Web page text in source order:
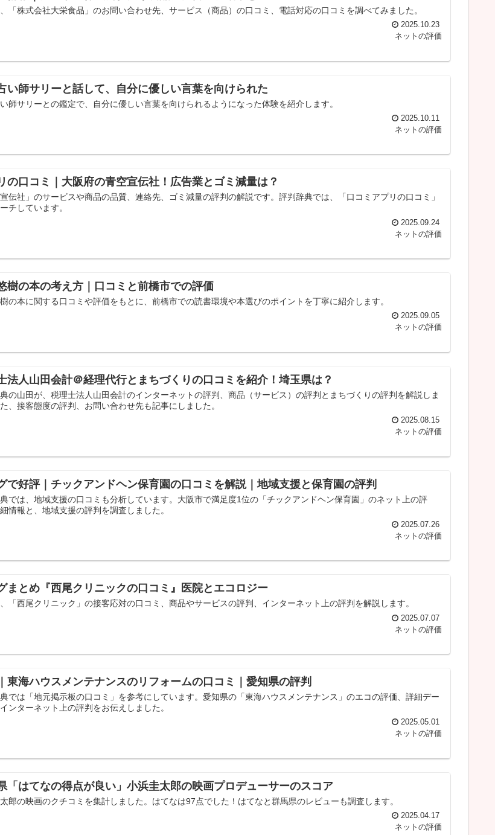
「株式会社大栄食品」のお問い合わせ先、サービス（商品）の口コミ、電話対応の口コミを調べてみました。
2025.10.23
ネットの評価
い師サリーと話して、自分に優しい言葉を向けられた
師サリーとの鑑定で、自分に優しい言葉を向けられるようになった体験を紹介します。
2025.10.11
ネットの評価
の口コミ｜大阪府の青空宣伝社！広告業とゴミ減量は？
宣伝社」のサービスや商品の品質、連絡先、ゴミ減量の評判の解説です。評判辞典では、「口コミアプリの口コミ」
チしています。
2025.09.24
ネットの評価
樹の本の考え方｜口コミと前橋市での評価
の本に関する口コミや評価をもとに、前橋市での読書環境や本選びのポイントを丁寧に紹介します。
2025.09.05
ネットの評価
法人山田会計＠経理代行とまちづくりの口コミを紹介！埼玉県は？
の山田が、税理士法人山田会計のインターネットの評判、商品（サービス）の評判とまちづくりの評判を解説しま
、接客態度の評判、お問い合わせ先も記事にしました。
2025.08.15
ネットの評価
で好評｜チックアンドヘン保育園の口コミを解説｜地域支援と保育園の評判
では、地域支援の口コミも分析しています。大阪市で満足度1位の「チックアンドヘン保育園」のネット上の評
情報と、地域支援の評判を調査しました。
2025.07.26
ネットの評価
まとめ『西尾クリニックの口コミ』医院とエコロジー
「西尾クリニック」の接客応対の口コミ、商品やサービスの評判、インターネット上の評判を解説します。
2025.07.07
ネットの評価
東海ハウスメンテナンスのリフォームの口コミ｜愛知県の評判
では「地元掲示板の口コミ」を参考にしています。愛知県の「東海ハウスメンテナンス」のエコの評価、詳細デー
ンターネット上の評判をお伝えしました。
2025.05.01
ネットの評価
「はてなの得点が良い」小浜圭太郎の映画プロデューサーのスコア
郎の映画のクチコミを集計しました。はてなは97点でした！はてなと群馬県のレビューも調査します。
2025.04.17
ネットの評価